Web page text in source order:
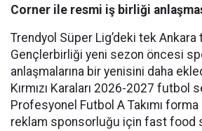
Corner ile resmi iş birliği
Trendyol Süper Lig’deki tek
Gençlerbirliği yeni sezon öncesi
anlaşmalarına bir yenisini daha
Kırmızı Karaları 2026-2027 futbol
Profesyonel Futbol A Takımı
reklam sponsorluğu için fast food